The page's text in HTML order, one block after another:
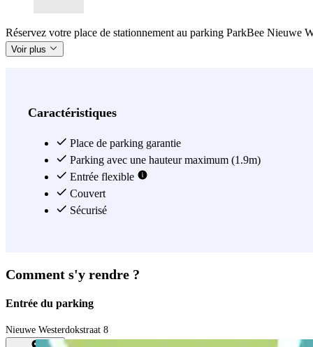
Réservez votre place de stationnement au parking ParkBee Nieuwe
Voir plus
Caractéristiques
Place de parking garantie
Parking avec une hauteur maximum (1.9m)
Entrée flexible
Couvert
Sécurisé
Comment s'y rendre ?
Entrée du parking
Nieuwe Westerdokstraat 8